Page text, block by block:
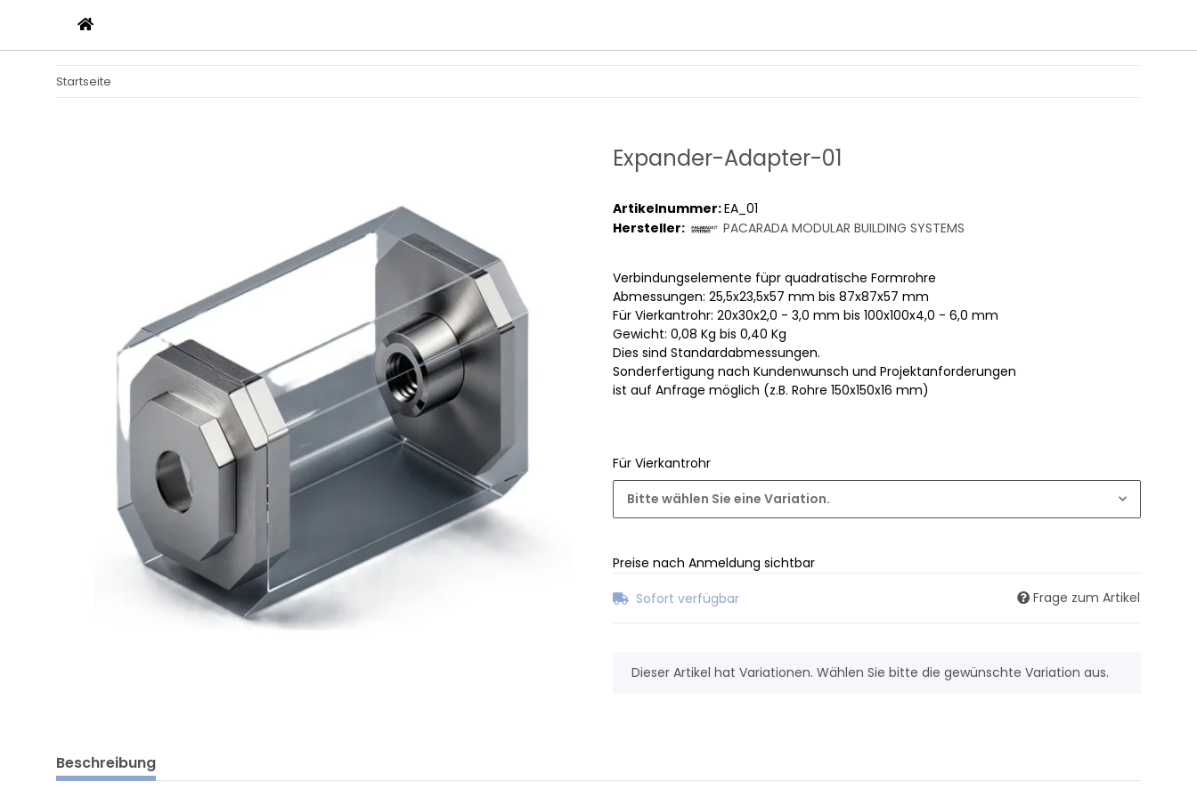
Startseite
Expander-Adapter-01
Artikelnummer:EA_01
Hersteller:
PACARADA MODULAR BUILDING SYSTEMS
Verbindungselemente füpr quadratische Formrohre
Abmessungen: 25,5x23,5x57 mm bis 87x87x57 mm
Für Vierkantrohr: 20x30x2,0 - 3,0 mm bis 100x100x4,0 - 6,0 mm
Gewicht: 0,08 Kg bis 0,40 Kg
Dies sind Standardabmessungen.
Sonderfertigung nach Kundenwunsch und Projektanforderungen
ist auf Anfrage möglich (z.B. Rohre 150x150x16 mm)
Für Vierkantrohr
Bitte wählen Sie eine Variation.
Preise nach Anmeldung sichtbar
Sofort verfügbar
Frage zum Artikel
x
Dieser Artikel hat Variationen. Wählen Sie bitte die gewünschte Variation aus.
Beschreibung